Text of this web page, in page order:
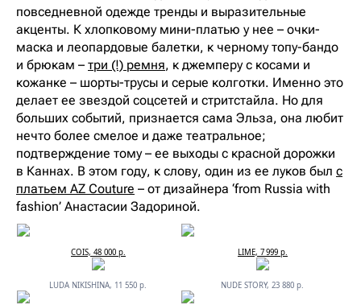
повседневной одежде тренды и выразительные
акценты. К хлопковому мини-платью у нее – очки-
маска и леопардовые балетки, к черному топу-бандо
и брюкам – три (!) ремня, к джемперу с косами и
кожанке – шорты-трусы и серые колготки. Именно это
делает ее звездой соцсетей и стритстайла. Но для
больших событий, признается сама Эльза, она любит
нечто более смелое и даже театральное;
подтверждение тому – ее выходы с красной дорожки
в Каннах. В этом году, к слову, один из ее луков был с
платьем AZ Couture – от дизайнера ‘from Russia with
fashion’ Анастасии Задориной.
COIS, 48 000 р. LIME, 7 999 р.
LUDA NIKISHINA, 11 550 р. NUDE STORY, 23 880 р.